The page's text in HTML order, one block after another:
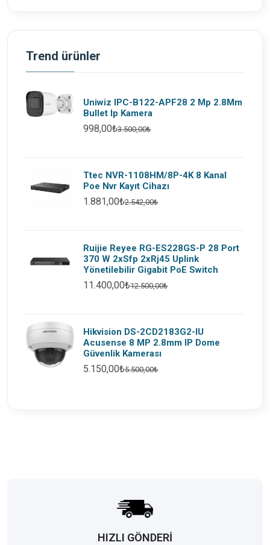
Trend ürünler
Uniwiz IPC-B122-APF28 2 Mp 2.8Mm
Bullet Ip Kamera
998,00₺3.500,00₺
Ttec NVR-1108HM/8P-4K 8 Kanal
Poe Nvr Kayıt Cihazı
1.881,00₺2.542,00₺
Ruijie Reyee RG-ES228GS-P 28 Port
370 W 2xSfp 2xRj45 Uplink
Yönetilebilir Gigabit PoE Switch
11.400,00₺12.500,00₺
Hikvision DS-2CD2183G2-IU
Acusense 8 MP 2.8mm IP Dome
Güvenlik Kamerası
5.150,00₺5.500,00₺
HIZLI GÖNDERİ